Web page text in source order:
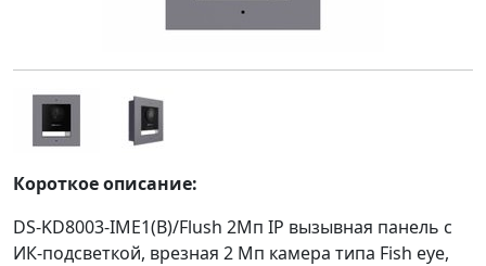
Короткое описание:
DS-KD8003-IME1(B)/Flush 2Мп IP вызывная панель c
ИК-подсветкой, врезная 2 Мп камера типа Fish eye,